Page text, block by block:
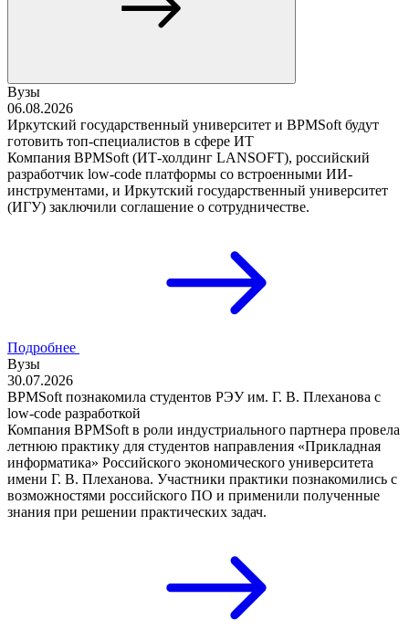
Вузы
06.08.2026
Иркутский государственный университет и BPMSoft будут
готовить топ-специалистов в сфере ИТ
Компания BPMSoft (ИТ-холдинг LANSOFT), российский
разработчик low-code платформы со встроенными ИИ-
инструментами, и Иркутский государственный университет
(ИГУ) заключили соглашение о сотрудничестве.
Подробнее
Вузы
30.07.2026
BPMSoft познакомила студентов РЭУ им. Г. В. Плеханова с
low-code разработкой
Компания BPMSoft в роли индустриального партнера провела
летнюю практику для студентов направления «Прикладная
информатика» Российского экономического университета
имени Г. В. Плеханова. Участники практики познакомились с
возможностями российского ПО и применили полученные
знания при решении практических задач.